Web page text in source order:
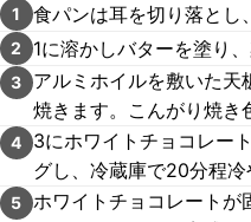
1 食パンは耳を切り落とし
2 1に溶かしバターを塗り
3
アルミホイルを敷いた
焼きます。こんがり焼き
4
3にホワイトチョコレー
グし、冷蔵庫で20分程冷
5 ホワイトチョコレートが